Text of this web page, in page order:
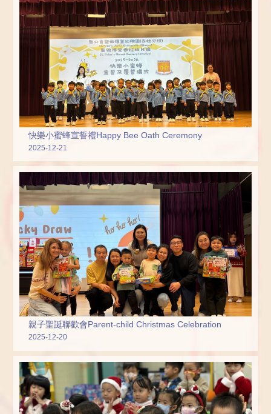
快樂小蜜蜂宣誓禮Happy Bee Oath Ceremony
2025-12-21
親子聖誕聯歡會Parent-child Christmas Celebration
2025-12-20